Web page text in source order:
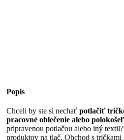
Popis
Chceli by ste si nechať potlačiť
pracovné oblečenie alebo
pripravenou potlačou alebo iný
produktov na tlač. Obchod s tričkami